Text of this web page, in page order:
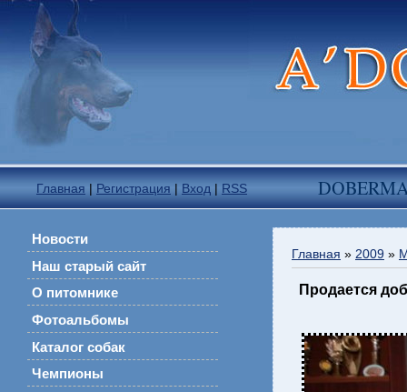
Главная | Регистрация | Вход | RSS
Новости
Наш старый сайт
О питомнике
Фотоальбомы
Каталог собак
Чемпионы
Главная » 2009 »
Продается